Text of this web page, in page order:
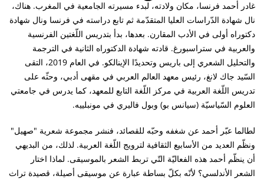
غادر أحمد فرنسا، مكان ولادته، لبدء مسيرته الجامعية في المغرب. هناك،
نال شهادة الدّراسات العليا المتقدّمة ثم تابع دراسته في فرنسا ونال شهادة
دكتوراه أولى في الأدب المقارن. بعدها، بدأ بتدريس اللّغتين الفرنسية
والعربية في ستراسبورغ. قادته شهادة الدكتوراه الثانية في الترجمة
والتحليل الشعري إلى باريس وتحديدًا الإينالكو. في العام 2019، التقى
السّيد جاك لانغ، رئيس معهد العالم العربي في مقهى أدبي، وحثّه على
تدريس اللّغة العربية في مركز اللّغة التابع للمعهد، كما يدرس في جامعتي
العلوم السّياسيّة (سيانس بو) وبول فاليري في مونبلييه.
لطالما عبّر أحمد عن شغفه وحبّه للقصائد، فنشر مجموعة شعرية "صهيل"
ونظّم العديد من الأسابيع الثقافية لترويج اللّغة العربية. لذلك، من البديهي
أن ينظّم أحمد هذه الفعاليّة التّي تربط الشعر بالموسيقى. لماذا اختار
الشعر الأندلسي؟ لأنّه بكلّ بساطة عبارة عن موسيقى أصيلة، قصيدة تراث